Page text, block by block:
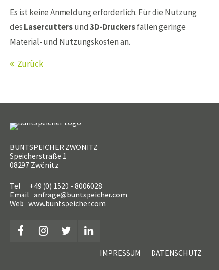
Es ist keine Anmeldung erforderlich. Für die Nutzung
des Lasercuttersund 3D-Druckersfallen geringe
Material- und Nutzungskosten an.
Zurück
BUNTSPEICHER ZWÖNITZ
Speicherstraße 1
08297 Zwönitz
Tel +49 (0) 1520 - 8006028
Email anfrage@buntspeicher.com
Web www.buntspeicher.com
IMPRESSUM DATENSCHUTZ